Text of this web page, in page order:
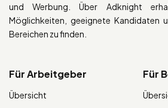
und Werbung. Über Adknight
Möglichkeiten, geeignete Kandidaten
Bereichen zu finden.
Für Arbeitgeber
Übersicht
Für